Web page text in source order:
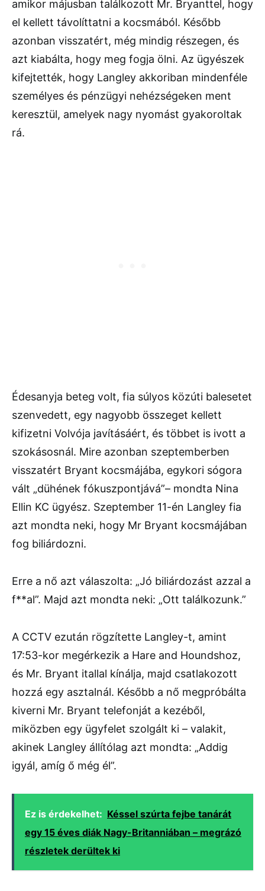
amikor májusban találkozott Mr. Bryanttel, hogy
el kellett távolíttatni a kocsmából. Később
azonban visszatért, még mindig részegen, és
azt kiabálta, hogy meg fogja ölni. Az ügyészek
kifejtették, hogy Langley akkoriban mindenféle
személyes és pénzügyi nehézségeken ment
keresztül, amelyek nagy nyomást gyakoroltak
rá.
Édesanyja beteg volt, fia súlyos közúti balesetet
szenvedett, egy nagyobb összeget kellett
kifizetni Volvója javításáért, és többet is ivott a
szokásosnál. Mire azonban szeptemberben
visszatért Bryant kocsmájába, egykori sógora
vált „dühének fókuszpontjává”– mondta Nina
Ellin KC ügyész. Szeptember 11-én Langley fia
azt mondta neki, hogy Mr Bryant kocsmájában
fog biliárdozni.
Erre a nő azt válaszolta: „Jó biliárdozást azzal a
f**al”. Majd azt mondta neki: „Ott találkozunk.”
A CCTV ezután rögzítette Langley-t, amint
17:53-kor megérkezik a Hare and Houndshoz,
és Mr. Bryant itallal kínálja, majd csatlakozott
hozzá egy asztalnál. Később a nő megpróbálta
kiverni Mr. Bryant telefonját a kezéből,
miközben egy ügyfelet szolgált ki – valakit,
akinek Langley állítólag azt mondta: „Addig
igyál, amíg ő még él”.
Ez is érdekelhet: Késsel szúrta fejbe tanárát
egy 15 éves diák Nagy-Britanniában – megrázó
részletek derültek ki